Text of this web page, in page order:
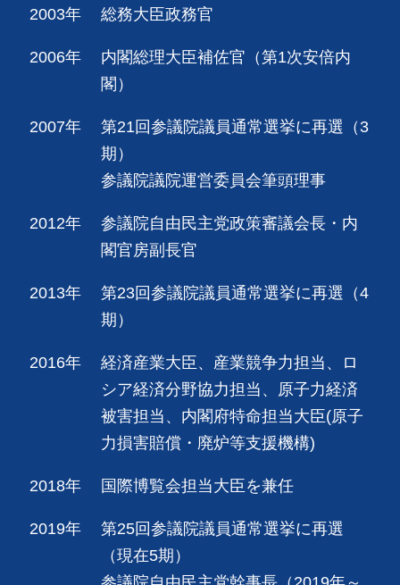
2003年 総務大臣政務官
2006年
内閣総理大臣補佐官（第1次安倍内
閣）
2007年
第21回参議院議員通常選挙に再選（3
期）
参議院議院運営委員会筆頭理事
2012年
参議院自由民主党政策審議会長・内
閣官房副長官
2013年
第23回参議院議員通常選挙に再選（4
期）
2016年
経済産業大臣、産業競争力担当、ロ
シア経済分野協力担当、原子力経済
被害担当、内閣府特命担当大臣(原子
力損害賠償・廃炉等支援機構)
2018年 国際博覧会担当大臣を兼任
2019年
第25回参議院議員通常選挙に再選
（現在5期）